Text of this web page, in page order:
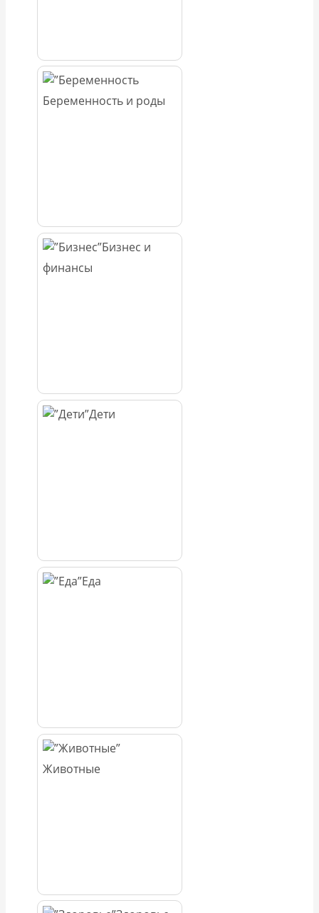
Беременность и роды
Бизнес и
финансы
Дети
Еда
Животные